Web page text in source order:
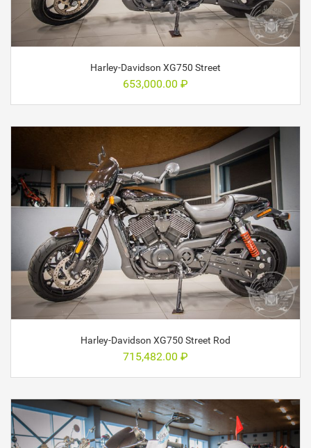
Harley-Davidson XG750 Street
653,000.00 ₽
Harley-Davidson XG750 Street Rod
715,482.00 ₽